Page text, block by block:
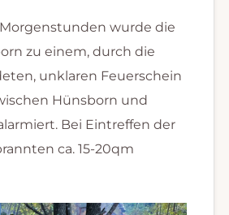
wurde die
zu einem, durch die
unklaren Feuerschein
Hünsborn und
Bei Eintreffen der
ca. 15-20qm